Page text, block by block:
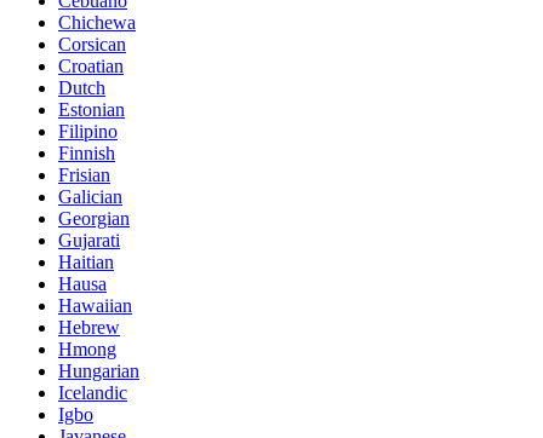
Chichewa
Corsican
Croatian
Dutch
Estonian
Filipino
Finnish
Frisian
Galician
Georgian
Gujarati
Haitian
Hausa
Hawaiian
Hebrew
Hmong
Hungarian
Icelandic
Igbo